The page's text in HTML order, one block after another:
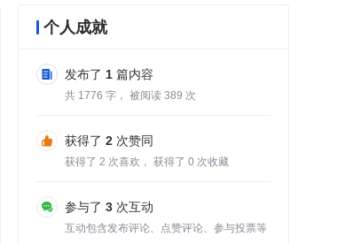
个人成就
发布了 1 篇内容
共 1776 字， 被阅读 389 次
获得了 2 次赞同
获得了 2 次喜欢， 获得了 0 次收藏
参与了 3 次互动
互动包含发布评论、点赞评论、参与投票等